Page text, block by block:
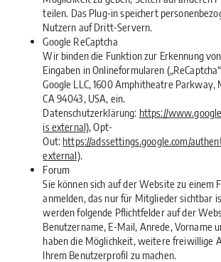
teilen. Das Plug-in speichert
Nutzern auf Dritt-Servern.
Google ReCaptcha
Wir binden die Funktion zur Erkennung
Eingaben in Onlineformularen
Google LLC, 1600 Amphitheatre Parkway,
CA 94043, USA, ein.
Datenschutzerklärung: https://
is external) , Opt-
Out: https://adssettings.google.com/
external).
Forum
Sie können sich auf der Website zu einem
anmelden, das nur für Mitglieder sichtbar
werden folgende Pflichtfelder auf der
Benutzername, E-Mail, Anrede, Vorname
haben die Möglichkeit, weitere freiwillige
Ihrem Benutzerprofil zu machen.